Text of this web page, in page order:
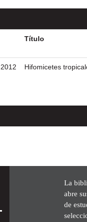
Título
2012 Hifomicetes
La
abre
de